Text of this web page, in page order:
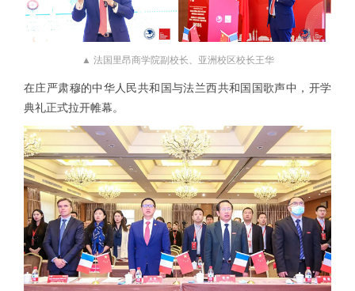
▲ 法国里昂商学院副校长、亚洲校区校长王华
在庄严肃穆的中华人民共和国与法兰西共和国国歌声中，开学
典礼正式拉开帷幕。